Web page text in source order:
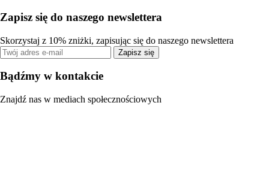
Zapisz się do naszego newslettera
Skorzystaj z 10% zniżki, zapisując się do naszego newslettera
Zapisz się
Bądźmy w kontakcie
Znajdź nas w mediach społecznościowych